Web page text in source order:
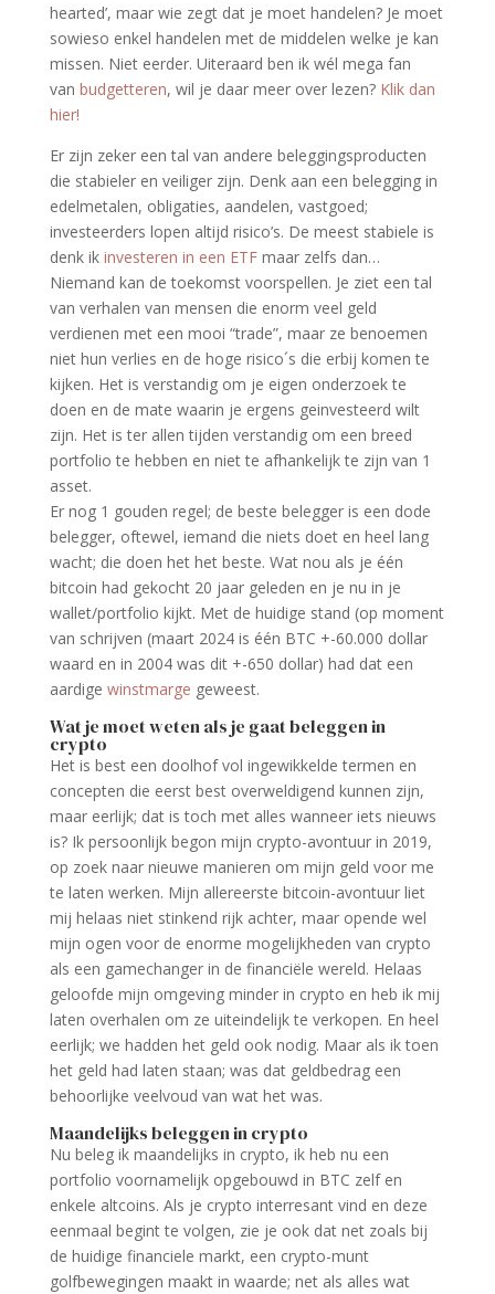
hearted’, maar wie zegt dat je moet handelen? Je moet
sowieso enkel handelen met de middelen welke je kan
missen. Niet eerder. Uiteraard ben ik wél mega fan
van budgetteren, wil je daar meer over lezen? Klik dan
hier!
Er zijn zeker een tal van andere beleggingsproducten
die stabieler en veiliger zijn. Denk aan een belegging in
edelmetalen, obligaties, aandelen, vastgoed;
investeerders lopen altijd risico’s. De meest stabiele is
denk ik investeren in een ETFmaar zelfs dan…
Niemand kan de toekomst voorspellen. Je ziet een tal
van verhalen van mensen die enorm veel geld
verdienen met een mooi “trade”, maar ze benoemen
niet hun verlies en de hoge risico´s die erbij komen te
kijken. Het is verstandig om je eigen onderzoek te
doen en de mate waarin je ergens geinvesteerd wilt
zijn. Het is ter allen tijden verstandig om een breed
portfolio te hebben en niet te afhankelijk te zijn van 1
asset.
Er nog 1 gouden regel; de beste belegger is een dode
belegger, oftewel, iemand die niets doet en heel lang
wacht; die doen het het beste. Wat nou als je één
bitcoin had gekocht 20 jaar geleden en je nu in je
wallet/portfolio kijkt. Met de huidige stand (op moment
van schrijven (maart 2024 is één BTC +-60.000 dollar
waard en in 2004 was dit +-650 dollar) had dat een
aardige winstmarge geweest.
Wat je moet weten als je gaat beleggen in
crypto
Het is best een doolhof vol ingewikkelde termen en
concepten die eerst best overweldigend kunnen zijn,
maar eerlijk; dat is toch met alles wanneer iets nieuws
is? Ik persoonlijk begon mijn crypto-avontuur in 2019,
op zoek naar nieuwe manieren om mijn geld voor me
te laten werken. Mijn allereerste bitcoin-avontuur liet
mij helaas niet stinkend rijk achter, maar opende wel
mijn ogen voor de enorme mogelijkheden van crypto
als een gamechanger in de financiële wereld. Helaas
geloofde mijn omgeving minder in crypto en heb ik mij
laten overhalen om ze uiteindelijk te verkopen. En heel
eerlijk; we hadden het geld ook nodig. Maar als ik toen
het geld had laten staan; was dat geldbedrag een
behoorlijke veelvoud van wat het was.
Maandelijks beleggen in crypto
Nu beleg ik maandelijks in crypto, ik heb nu een
portfolio voornamelijk opgebouwd in BTC zelf en
enkele altcoins. Als je crypto interresant vind en deze
eenmaal begint te volgen, zie je ook dat net zoals bij
de huidige financiele markt, een crypto-munt
golfbewegingen maakt in waarde; net als alles wat